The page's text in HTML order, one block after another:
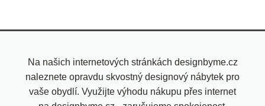
Na našich internetových stránkách designbyme.cz
naleznete opravdu skvostný designový nábytek pro
vaše obydlí. Využijte výhodu nákupu přes internet